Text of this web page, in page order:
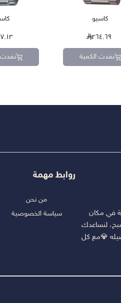
كاسيو
٢٦٤.٦٩
نفدت الكمية نفدت
في مكان
لنساعدك
💎مع كل
روابط مهمة
من نحن
سياسة الخصوصية